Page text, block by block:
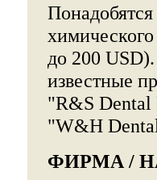
до 200
известные
"R&S
"W&H
ФИРМА /